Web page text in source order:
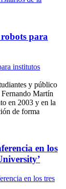
robots para
y público
Martín
en 2003 y en la
de forma
en los